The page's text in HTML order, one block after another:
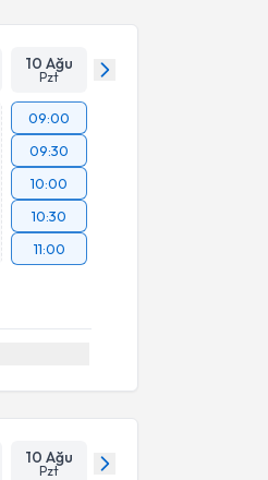
10 Ağu
Pzt
09:00
09:30
10:00
10:30
11:00
10 Ağu
Pzt